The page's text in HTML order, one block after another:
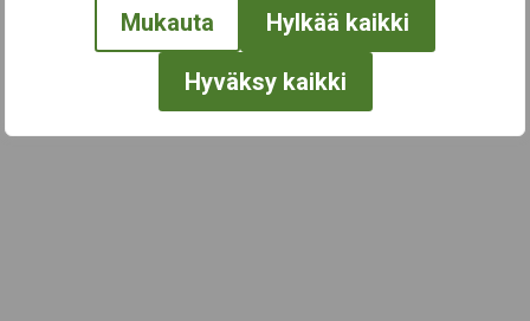
Mukauta Hylkää kaikki
Hyväksy kaikki